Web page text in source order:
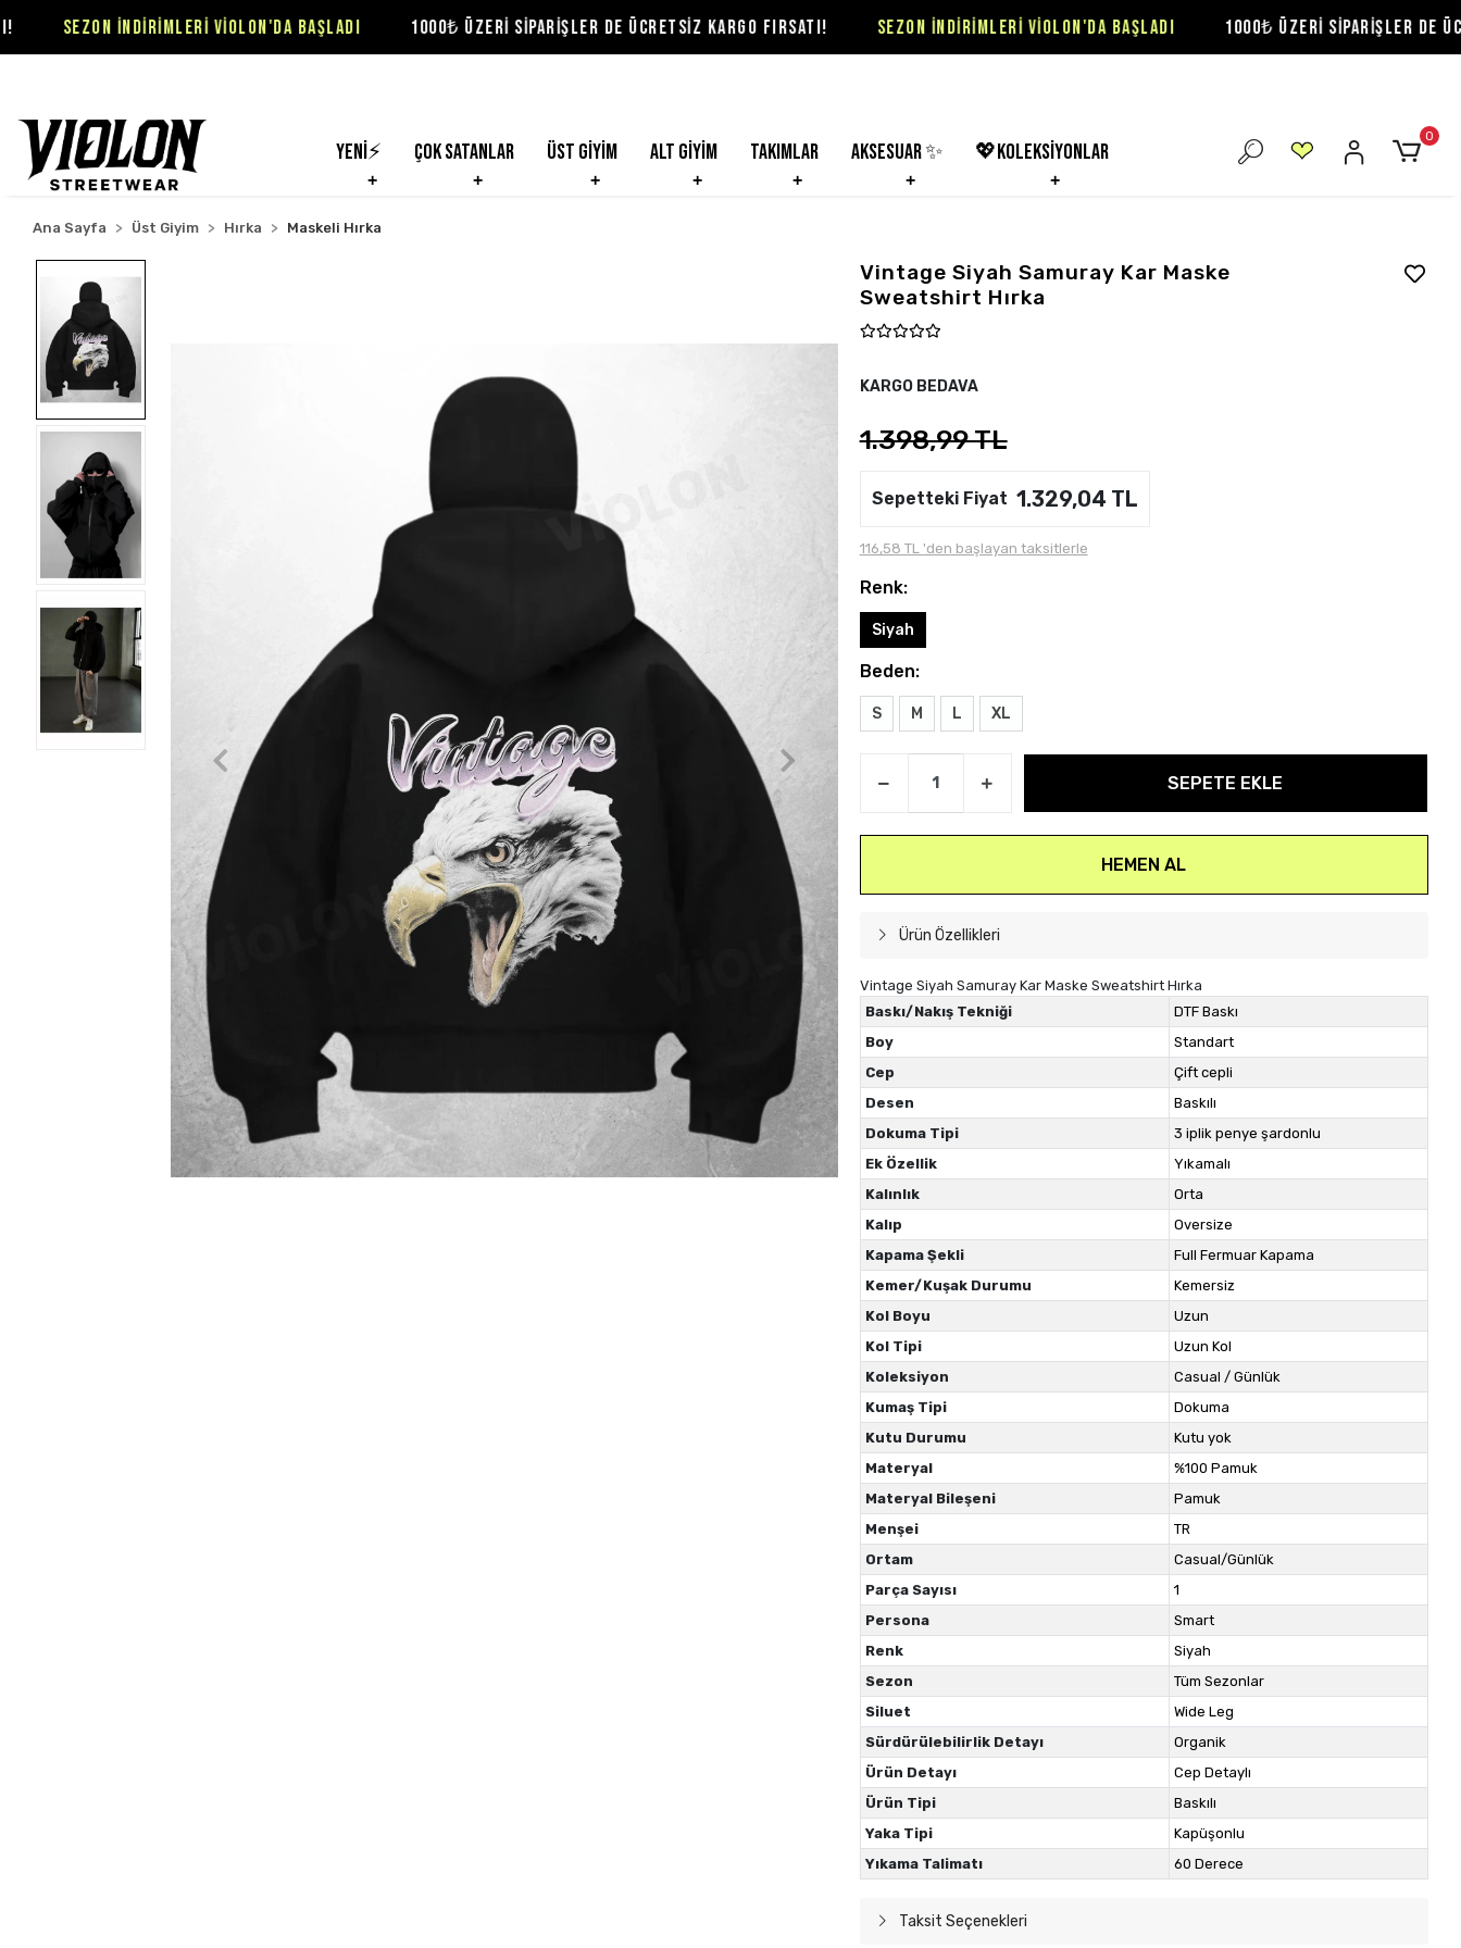
VİOLON'DA BAŞLADI 1000₺ ÜZERİ SİPARİŞLER DE ÜCRETSİZ KARGO FIRSATI! SEZON İNDİRİMLERİ VİOLON'DA BAŞLADI 1000₺ ÜZERİ SİPARİŞLER DE ÜCRETSİZ KARGO
Yeni⚡ Çok Satanlar Üst Giyim Alt Giyim Takımlar Aksesuar ✨ 💖koleksiyonlar
0
Ana Sayfa Üst Giyim Hırka Maskeli Hırka
Vintage Siyah Samuray Kar Maske
Sweatshirt Hırka
KARGO BEDAVA
1.398,99 TL
Sepetteki Fiyat 1.329,04 TL
116,58 TL 'den başlayan taksitlerle
Renk:
Siyah
Beden:
S M L XL
SEPETE EKLE
HEMEN AL
Ürün Özellikleri
Vintage Siyah Samuray Kar Maske Sweatshirt Hırka
Baskı/Nakış Tekniği
DTF Baskı
Boy
Standart
Cep
Çift cepli
Desen
Baskılı
Dokuma Tipi
3 iplik penye şardonlu
Ek Özellik
Yıkamalı
Kalınlık
Orta
Kalıp
Oversize
Kapama Şekli
Full Fermuar Kapama
Kemer/Kuşak Durumu
Kemersiz
Kol Boyu
Uzun
Kol Tipi
Uzun Kol
Koleksiyon
Casual / Günlük
Kumaş Tipi
Dokuma
Kutu Durumu
Kutu yok
Materyal
%100 Pamuk
Materyal Bileşeni
Pamuk
Menşei
TR
Ortam
Casual/Günlük
Parça Sayısı
1
Persona
Smart
Renk
Siyah
Sezon
Tüm Sezonlar
Siluet
Wide Leg
Sürdürülebilirlik Detayı
Organik
Ürün Detayı
Cep Detaylı
Ürün Tipi
Baskılı
Yaka Tipi
Kapüşonlu
Yıkama Talimatı
60 Derece
Taksit Seçenekleri